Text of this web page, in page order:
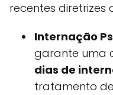
recentes diretrizes
Internação
garante uma
dias de
tratamento